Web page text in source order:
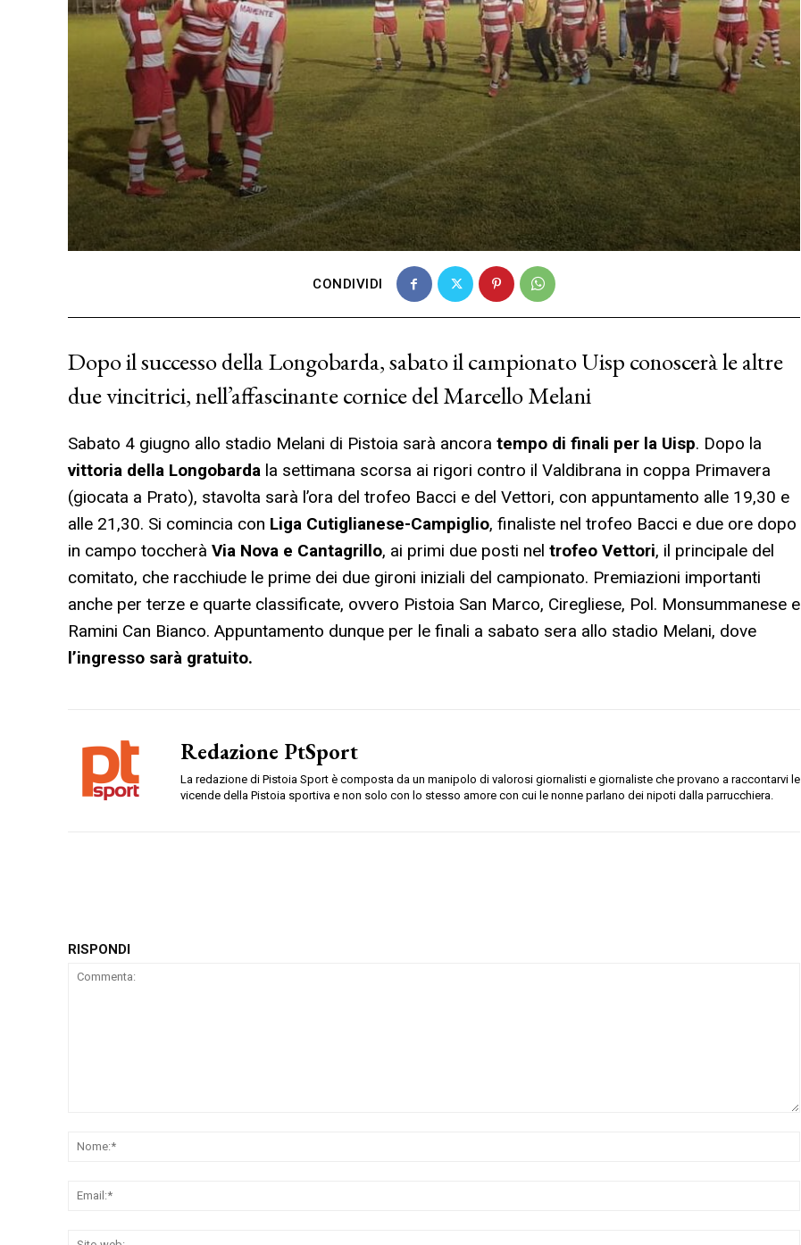
CONDIVIDI
Dopo il successo della Longobarda, sabato il campionato Uisp conoscerà le altre
due vincitrici, nell’affascinante cornice del Marcello Melani
Sabato 4 giugno allo stadio Melani di Pistoia sarà ancora tempo di finali per la Uisp. Dopo la
vittoria della Longobarda la settimana scorsa ai rigori contro il Valdibrana in coppa Primavera
(giocata a Prato), stavolta sarà l’ora del trofeo Bacci e del Vettori, con appuntamento alle 19,30 e
alle 21,30. Si comincia con Liga Cutiglianese-Campiglio, finaliste nel trofeo Bacci e due ore dopo
in campo toccherà Via Nova e Cantagrillo, ai primi due posti nel trofeo Vettori, il principale del
comitato, che racchiude le prime dei due gironi iniziali del campionato. Premiazioni importanti
anche per terze e quarte classificate, ovvero Pistoia San Marco, Ciregliese, Pol. Monsummanese e
Ramini Can Bianco. Appuntamento dunque per le finali a sabato sera allo stadio Melani, dove
l’ingresso sarà gratuito.
Redazione PtSport
La redazione di Pistoia Sport è composta da un manipolo di valorosi giornalisti e giornaliste che provano a raccontarvi le
vicende della Pistoia sportiva e non solo con lo stesso amore con cui le nonne parlano dei nipoti dalla parrucchiera.
RISPONDI